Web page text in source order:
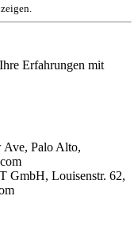
Erfahrungen mit
Palo Alto,
GmbH, Louisenstr. 62,